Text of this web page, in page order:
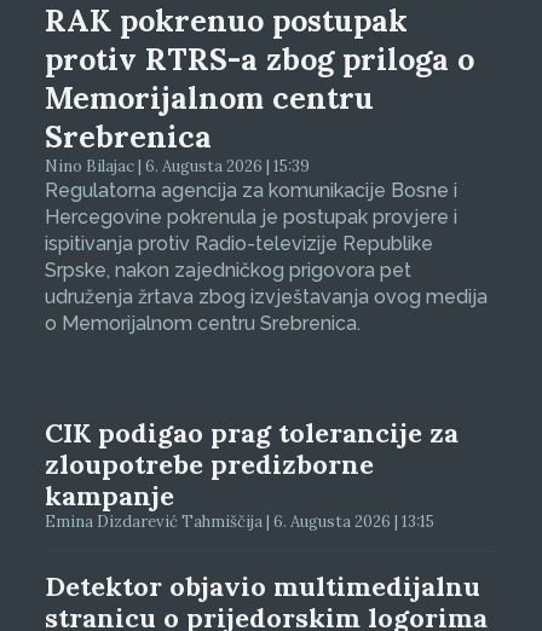
RAK pokrenuo postupak
protiv RTRS-a zbog priloga o
Memorijalnom centru
Srebrenica
Nino Bilajac | 6. Augusta 2026 | 15:39
Regulatorna agencija za komunikacije Bosne i
Hercegovine pokrenula je postupak provjere i
ispitivanja protiv Radio-televizije Republike
Srpske, nakon zajedničkog prigovora pet
udruženja žrtava zbog izvještavanja ovog medija
o Memorijalnom centru Srebrenica.
CIK podigao prag tolerancije za
zloupotrebe predizborne
kampanje
Emina Dizdarević Tahmiščija | 6. Augusta 2026 | 13:15
Detektor objavio multimedijalnu
stranicu o prijedorskim logorima